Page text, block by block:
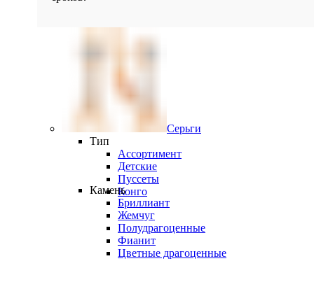
Серьги
Тип
Ассортимент
Детские
Пуссеты
Конго
Камень
Бриллиант
Жемчуг
Полудрагоценные
Фианит
Цветные драгоценные